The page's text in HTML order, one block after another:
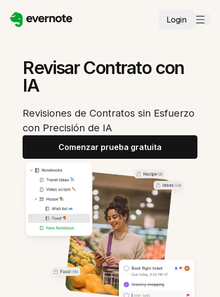
Login
Revisar Contrato con
IA
Revisiones de Contratos sin Esfuerzo
con Precisión de IA
Comenzar prueba gratuita